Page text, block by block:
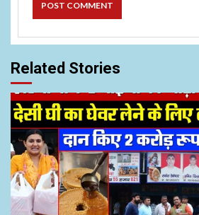
Related Stories